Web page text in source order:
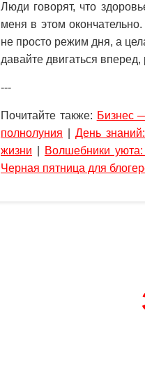
Люди говорят, что
меня в этом
не просто режим дня, а
давайте двигаться
---
Почитайте также: Бизнес
полнолуния |День
жизни
Волшебники
Черная пятница для